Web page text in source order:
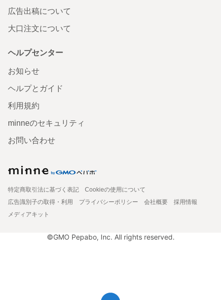
広告出稿について
大口注文について
ヘルプセンター
お知らせ
ヘルプとガイド
利用規約
minneのセキュリティ
お問い合わせ
特定商取引法に基づく表記
Cookieの使用について
広告識別子の取得・利用
プライバシーポリシー 会社概要
採用情報
メディアキット
©GMO Pepabo, Inc. All rights reserved.